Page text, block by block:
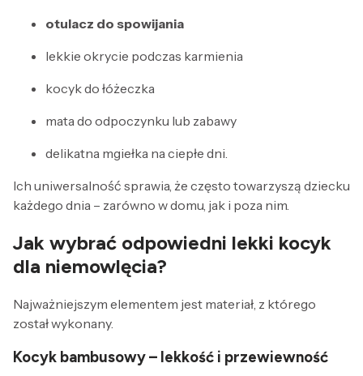
otulacz do spowijania
lekkie okrycie podczas karmienia
kocyk do łóżeczka
mata do odpoczynku lub zabawy
delikatna mgiełka na ciepłe dni.
Ich uniwersalność sprawia, że często towarzyszą dziecku
każdego dnia – zarówno w domu, jak i poza nim.
Jak wybrać odpowiedni lekki kocyk
dla niemowlęcia?
Najważniejszym elementem jest materiał, z którego
został wykonany.
Kocyk bambusowy– lekkość i przewiewność